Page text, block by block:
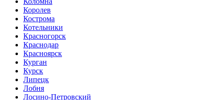
Королев
Кострома
Котельники
Красногорск
Краснодар
Красноярск
Курган
Курск
Липецк
Лобня
Лосино-Петровский